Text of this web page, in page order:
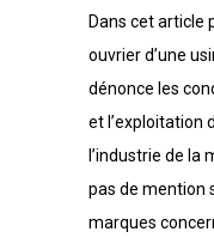
Dans cet article
ouvrier d’une
dénonce les
et l’exploitation
l’industrie de la
pas de mention
marques